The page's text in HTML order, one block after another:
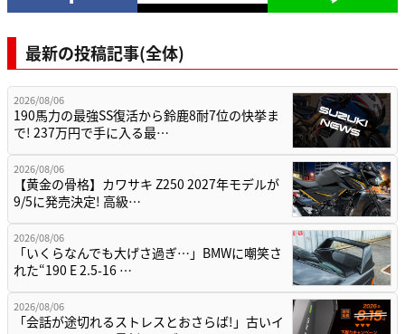
最新の投稿記事(全体)
2026/08/06
190馬力の最強SS復活から鈴鹿8耐7位の快挙ま
で! 237万円で手に入る最…
2026/08/06
【黄金の骨格】カワサキ Z250 2027年モデルが
9/5に発売決定! 高級…
2026/08/06
「いくらなんでも大げさ過ぎ…」BMWに嘲笑さ
れた“190 E 2.5-16 …
2026/08/06
「会話が途切れるストレスとおさらば!」古いイ